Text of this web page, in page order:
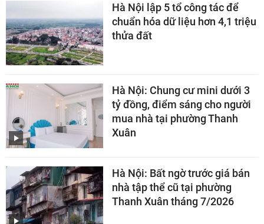
Hà Nội lập 5 tổ công tác để
chuẩn hóa dữ liệu hơn 4,1 triệu
thửa đất
Hà Nội: Chung cư mini dưới 3
tỷ đồng, điểm sáng cho người
mua nhà tại phường Thanh
Xuân
Hà Nội: Bất ngờ trước giá bán
nhà tập thể cũ tại phường
Thanh Xuân tháng 7/2026